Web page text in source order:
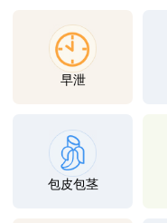
早泄
包皮包茎